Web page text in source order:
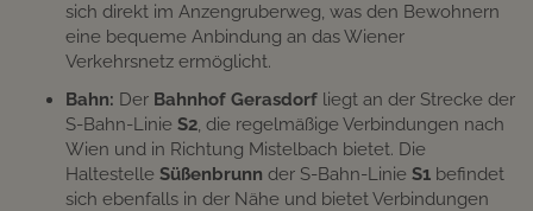
sich direkt im Anzengruberweg, was den Bewohnern
eine bequeme Anbindung an das Wiener
Verkehrsnetz ermöglicht. ​
Bahn: Der Bahnhof Gerasdorf liegt an der Strecke der
S-Bahn-Linie S2, die regelmäßige Verbindungen nach
Wien und in Richtung Mistelbach bietet. Die
Haltestelle Süßenbrunn der S-Bahn-Linie S1 befindet
sich ebenfalls in der Nähe und bietet Verbindungen